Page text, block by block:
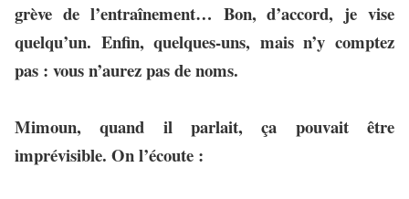
grève de l’entraînement… Bon, d’accord, je vise
quelqu’un. Enfin, quelques-uns, mais n’y comptez
pas : vous n’aurez pas de noms.
Mimoun, quand il parlait, ça pouvait être
imprévisible. On l’écoute :